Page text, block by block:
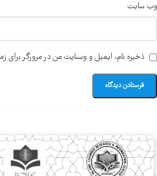
وب‌ سایت
ذخیره نام، ایمیل و وبسایت من در مرورگر برای